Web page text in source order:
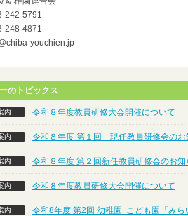
5791
4871
youchien.jp
のトピックス
内 令和８年度教員研修大会開催について
内 令和８年度 第１回 現任教員研修会のお
内 令和８年度 第２回新任教員研修会のお
内 令和８年度教員研修大会開催について
内 令和8年度 第2回 幼稚園･こども園「み